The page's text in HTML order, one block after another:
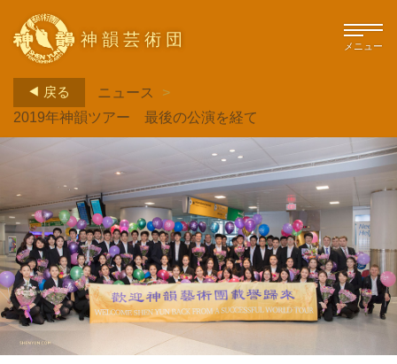
神韻芸術団 メニュー
戻る ニュース
>
2019年神韻ツアー 最後の公演を経て